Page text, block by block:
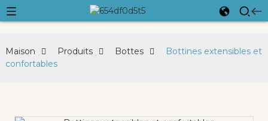
Maison Produits Bottes
Bottines extensibles et
confortables